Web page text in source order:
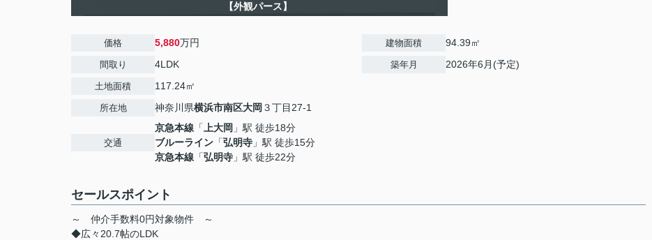
【外観パース】
価格 5,880万円
間取り 4LDK
土地面積 117.24㎡
所在地 神奈川県横浜市南区大岡 ３丁目27-1
交通
京急本線 「 上大岡 」駅 徒歩18分
ブルーライン 「弘明寺 」駅 徒歩15分
京急本線 「弘明寺 」駅 徒歩22分
建物面積 94.39㎡
築年月 2026年6月(予定)
セールスポイント
～ 仲介手数料0円対象物件 ～
◆広々20.7帖のLDK